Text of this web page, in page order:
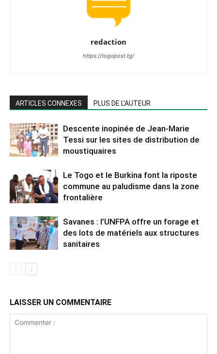
redaction
https://togopost.tg/
ARTICLES CONNEXES PLUS DE L'AUTEUR
Descente inopinée de Jean-Marie
Tessi sur les sites de distribution de
moustiquaires
Le Togo et le Burkina font la riposte
commune au paludisme dans la zone
frontalière
Savanes : l’UNFPA offre un forage et
des lots de matériels aux structures
sanitaires
LAISSER UN COMMENTAIRE